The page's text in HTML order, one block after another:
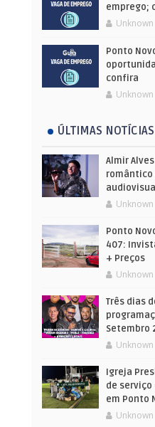
emprego;
Unknown
Ponto
confira
Unknown
ÚLTIMAS NOTÍCIAS
Almir
romântico
Unknown
Ponto
407:
+ Preços
Unknown
Três dias
Setembro
Unknown
Igreja
de
em Ponto
Unknown